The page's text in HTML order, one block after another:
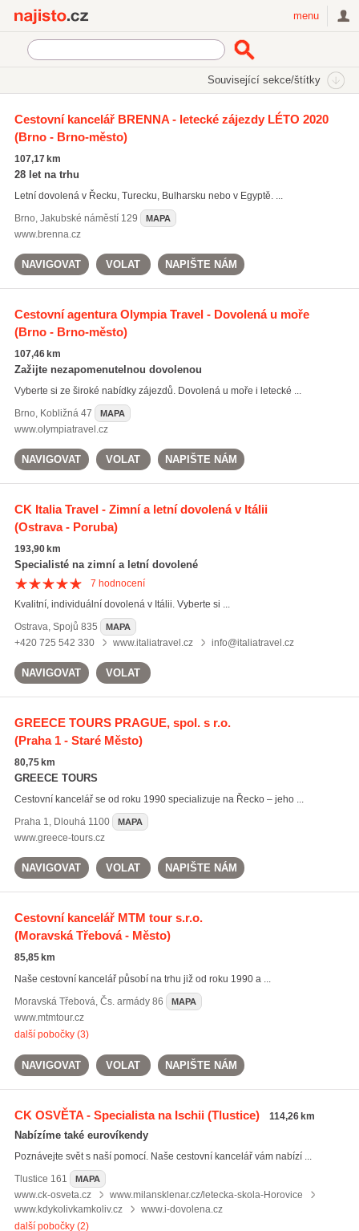
menu
Související sekce/štítky
aktivní dovolená u moře(167)
dovolená u moře
pobytové balíčky
Všechny související štítky
Cestovní kancelář BRENNA - letecké zájezdy LÉTO 2020
(Brno - Brno-město)
107,17 km
28 let na trhu
Letní dovolená v Řecku, Turecku, Bulharsku nebo v Egyptě. ...
Brno, Jakubské náměstí 129 MAPA
www.brenna.cz
NAVIGOVAT VOLAT NAPIŠTE NÁM
Cestovní agentura Olympia Travel - Dovolená u moře
(Brno - Brno-město)
107,46 km
Zažijte nezapomenutelnou dovolenou
Vyberte si ze široké nabídky zájezdů. Dovolená u moře i letecké ...
Brno, Kobližná 47 MAPA
www.olympiatravel.cz
NAVIGOVAT VOLAT NAPIŠTE NÁM
CK Italia Travel - Zimní a letní dovolená v Itálii
(Ostrava - Poruba)
193,90 km
Specialisté na zimní a letní dovolené
7 hodnocení
Kvalitní, individuální dovolená v Itálii. Vyberte si ...
Ostrava, Spojů 835 MAPA
+420 725 542 330 www.italiatravel.cz info@italiatravel.cz
NAVIGOVAT VOLAT
GREECE TOURS PRAGUE, spol. s r.o.
(Praha 1 - Staré Město)
80,75 km
GREECE TOURS
Cestovní kancelář se od roku 1990 specializuje na Řecko – jeho ...
Praha 1, Dlouhá 1100 MAPA
www.greece-tours.cz
NAVIGOVAT VOLAT NAPIŠTE NÁM
Cestovní kancelář MTM tour s.r.o.
(Moravská Třebová - Město)
85,85 km
Naše cestovní kancelář působí na trhu již od roku 1990 a ...
Moravská Třebová, Čs. armády 86 MAPA
www.mtmtour.cz
další pobočky (3)
NAVIGOVAT VOLAT NAPIŠTE NÁM
CK OSVĚTA - Specialista na Ischii(Tlustice) 114,26 km
Nabízíme také eurovíkendy
Poznávejte svět s naší pomocí. Naše cestovní kancelář vám nabízí ...
Tlustice 161 MAPA
www.ck-osveta.cz
www.milansklenar.cz/letecka-skola-Horovice
www.kdykolivkamkoliv.cz
www.i-dovolena.cz
další pobočky (2)